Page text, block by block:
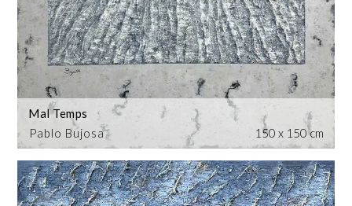
Pablo Bujosa
Mal Temps
150 x 150 cm